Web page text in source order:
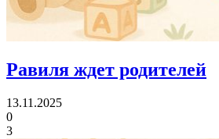
Равиля ждет родителей
13.11.2025
0
3